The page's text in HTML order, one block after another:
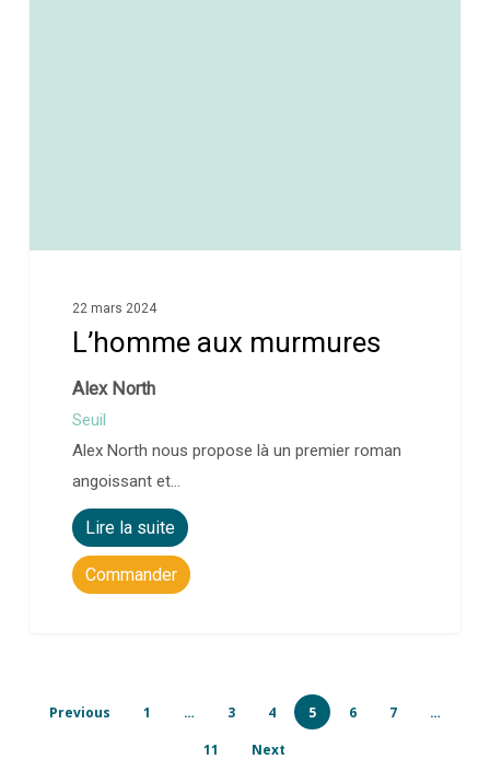
22 mars 2024
L’homme aux murmures
Alex North
Seuil
Alex North nous propose là un premier roman
angoissant et…
Lire la suite
Commander
Previous 1 … 3 4 5 6 7
…
11
Next